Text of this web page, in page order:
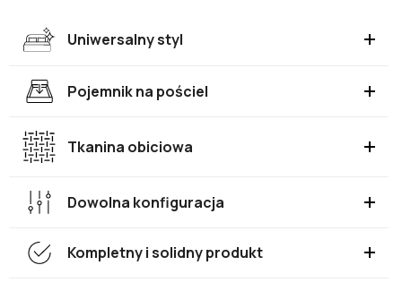
Uniwersalny styl
Pojemnik na pościel
Tkanina obiciowa
Dowolna konfiguracja
Kompletny i solidny produkt